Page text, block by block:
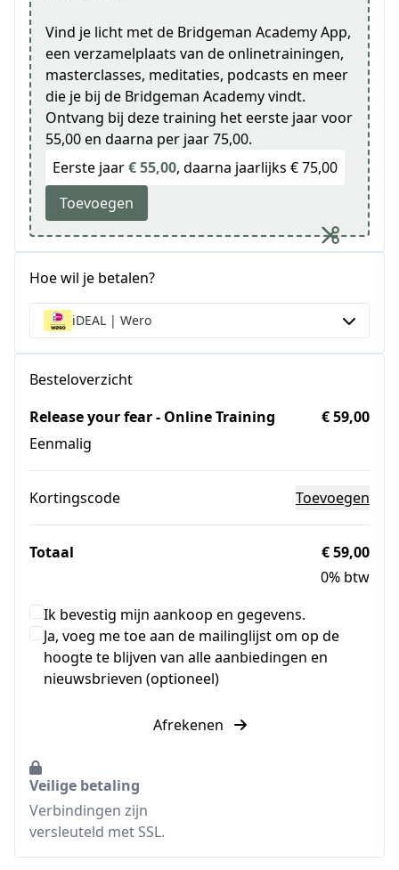
Vind je licht met de Bridgeman Academy App,
een verzamelplaats van de onlinetrainingen,
masterclasses, meditaties, podcasts en meer
die je bij de Bridgeman Academy vindt.
Ontvang bij deze training het eerste jaar voor
55,00 en daarna per jaar 75,00.
Eerste jaar€ 55,00, daarna jaarlijks € 75,00
Toevoegen
Hoe wil je betalen?
iDEAL | Wero
Besteloverzicht
Release your fear - Online Training
Eenmalig
€ 59,00
Kortingscode Toevoegen
Totaal
€ 59,00
0% btw
Ik bevestig mijn aankoop en gegevens.
Ja, voeg me toe aan de mailinglijst om op de
hoogte te blijven van alle aanbiedingen en
nieuwsbrieven (optioneel)
Afrekenen
Veilige betaling
Verbindingen zijn
versleuteld met SSL.